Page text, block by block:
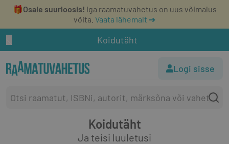
🎁Osale suurloosis! Iga raamatuvahetus on uus võimalus
võita. Vaata lähemalt ➔
Koidutäht
Logi sisse
Koidutäht
Ja teisi luuletusi